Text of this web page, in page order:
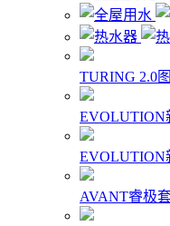
TURING 2.0
EVOLUTION
EVOLUTION
AVANT睿极